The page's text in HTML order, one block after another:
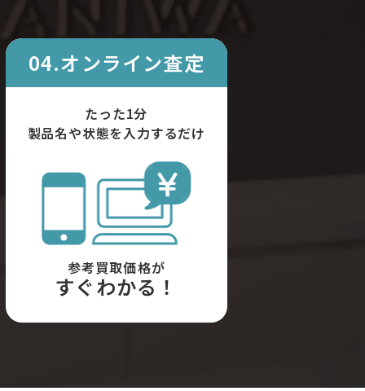
04.オンライン査定
たった1分
製品名や状態を入力するだけ
参考買取価格が
すぐわかる！